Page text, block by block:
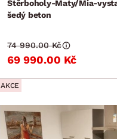
Štěrboholy-Maty/Mia-
šedý beton
69 990.00 Kč
74 990.00 Kč
AKCE